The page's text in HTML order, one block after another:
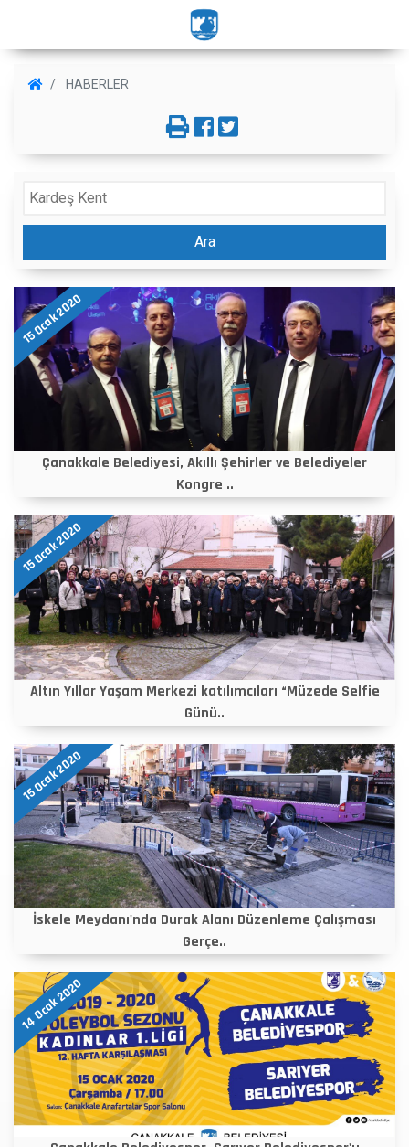
HABERLER
Ara
15 Ocak 2020
Çanakkale Belediyesi, Akıllı Şehirler ve Belediyeler
Kongre ..
15 Ocak 2020
Altın Yıllar Yaşam Merkezi katılımcıları “Müzede Selfie
Günü..
15 Ocak 2020
İskele Meydanı'nda Durak Alanı Düzenleme Çalışması
Gerçe..
14 Ocak 2020